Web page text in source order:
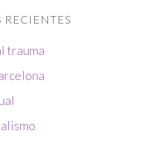
RECIENTES
trauma